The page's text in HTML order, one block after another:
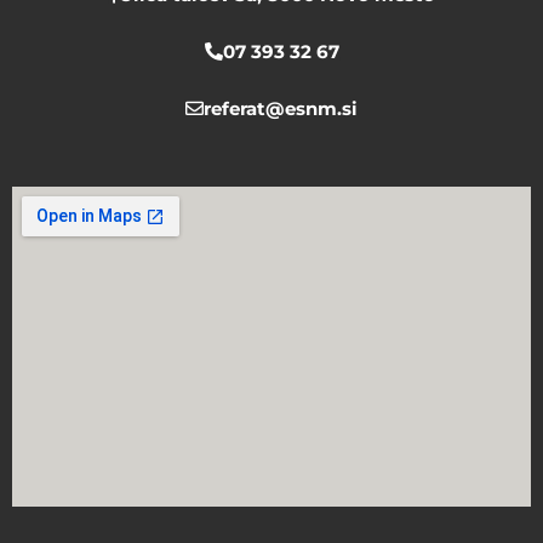
07 393 32 67
referat@esnm.si